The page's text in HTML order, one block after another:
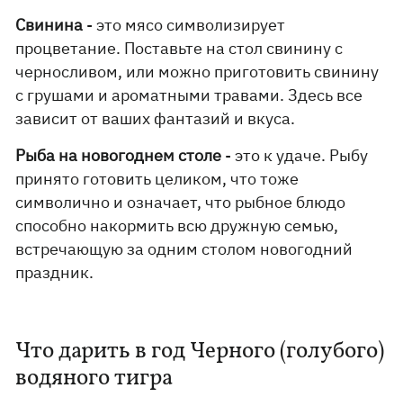
Свинина - это мясо символизирует
процветание. Поставьте на стол свинину с
черносливом, или можно приготовить свинину
с грушами и ароматными травами. Здесь все
зависит от ваших фантазий и вкуса.
Рыба на новогоднем столе - это к удаче. Рыбу
принято готовить целиком, что тоже
символично и означает, что рыбное блюдо
способно накормить всю дружную семью,
встречающую за одним столом новогодний
праздник.
Что дарить в год Черного (голубого)
водяного тигра